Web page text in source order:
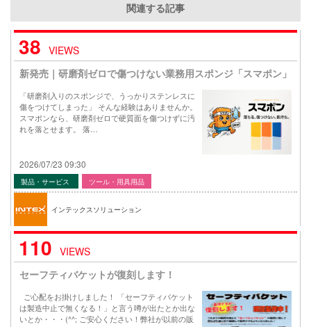
関連する記事
38 VIEWS
新発売｜研磨剤ゼロで傷つけない業務用スポンジ「スマポン」
「研磨剤入りのスポンジで、うっかりステンレスに
傷をつけてしまった」 そんな経験はありませんか。
スマポンなら、研磨剤ゼロで硬質面を傷つけずに汚
れを落とせます。 落…
2026/07/23 09:30
製品・サービス ツール・用具用品
インテックスソリューション
110 VIEWS
セーフティバケットが復刻します！
ご心配をお掛けしました！ 「セーフティバケット
は製造中止で無くなる！」と言う噂が出たとか出な
いとか・・・(^^; ご安心ください！弊社が以前の販